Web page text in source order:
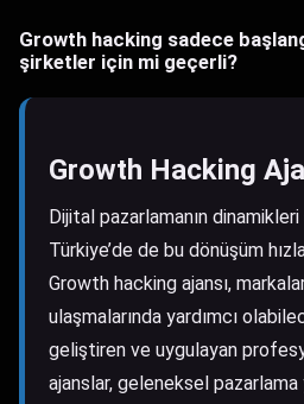
Growth hacking sadece
şirketler için mi geçerli?
Growth Hacking
Dijital pazarlamanın
Türkiye’de de bu dönüşüm
Growth hacking ajansı,
ulaşmalarında yardımcı
geliştiren ve uygulayan
ajanslar, geleneksel